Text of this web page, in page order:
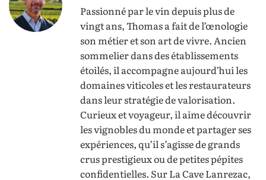
Passionné par le vin depuis plus de
vingt ans, Thomas a fait de l’œnologie
son métier et son art de vivre. Ancien
sommelier dans des établissements
étoilés, il accompagne aujourd’hui les
domaines viticoles et les restaurateurs
dans leur stratégie de valorisation.
Curieux et voyageur, il aime découvrir
les vignobles du monde et partager ses
expériences, qu’il s’agisse de grands
crus prestigieux ou de petites pépites
confidentielles. Sur La Cave Lanrezac,